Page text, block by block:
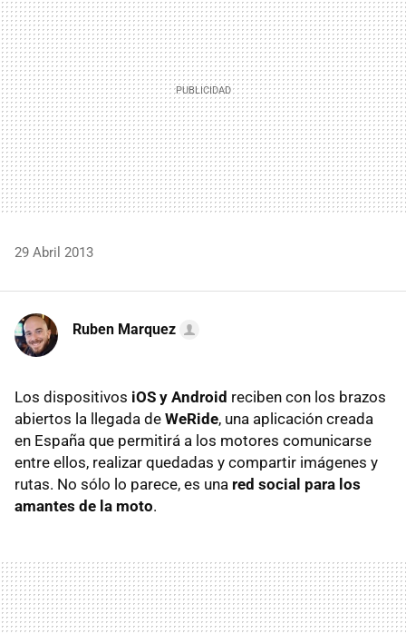
29 Abril 2013
Ruben Marquez
Los dispositivos iOS y Android reciben con los brazos
abiertos la llegada de WeRide, una aplicación creada
en España que permitirá a los motores comunicarse
entre ellos, realizar quedadas y compartir imágenes y
rutas. No sólo lo parece, es una red social para los
amantes de la moto.